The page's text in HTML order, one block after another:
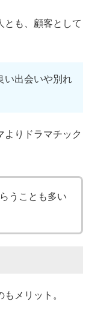
とも、顧客として
い出会いや別れ
よりドラマチック
うことも多い
メリット。